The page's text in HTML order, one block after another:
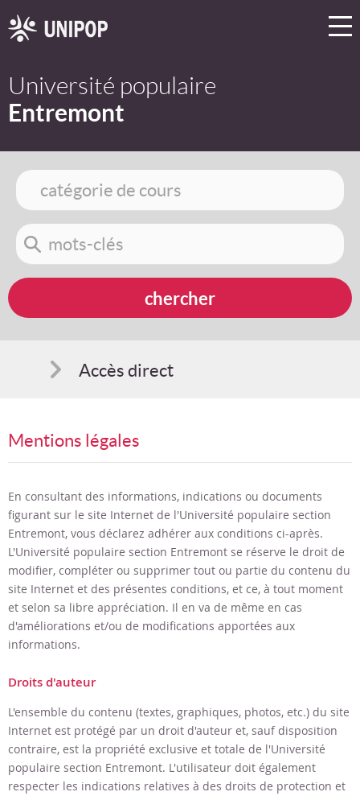
Université populaire
Entremont
Accès direct
Suggestions
Bon cadeau
Programme en PDF
Mentions légales
En consultant des informations, indications ou documents
figurant sur le site Internet de l'Université populaire section
Entremont, vous déclarez adhérer aux conditions ci-après.
L'Université populaire section Entremont se réserve le droit de
modifier, compléter ou supprimer tout ou partie du contenu du
site Internet et des présentes conditions, et ce, à tout moment
et selon sa libre appréciation. Il en va de même en cas
d'améliorations et/ou de modifications apportées aux
informations.
Droits d'auteur
L'ensemble du contenu (textes, graphiques, photos, etc.) du site
Internet est protégé par un droit d'auteur et, sauf disposition
contraire, est la propriété exclusive et totale de l'Université
populaire section Entremont. L'utilisateur doit également
respecter les indications relatives à des droits de protection et